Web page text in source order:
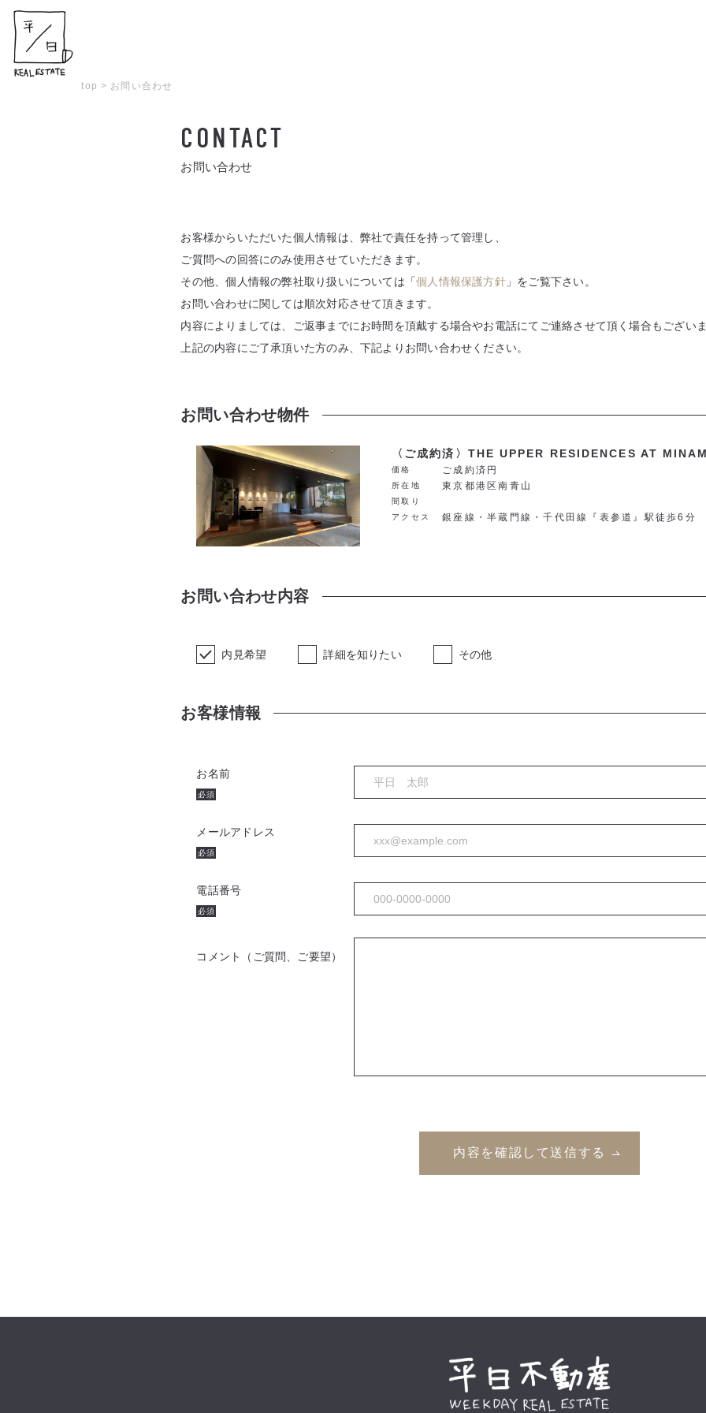
top > お問い合わせ
CONTACT
お問い合わせ
お客様からいただいた個人情報は、弊社で責任を持って管理し、
ご質問への回答にのみ使用させていただきます。
その他、個人情報の弊社取り扱いについては「個人情報保護方針」をご覧下さい。
お問い合わせに関しては順次対応させて頂きます。
内容によりましては、ご返事までにお時間を頂戴する場合やお電話にてご連絡させて頂く場合もございま
上記の内容にご了承頂いた方のみ、下記よりお問い合わせください。
お問い合わせ物件
〈ご成約済〉THE UPPER RESIDENCES AT
価格 ご成約済円
所在地 東京都港区南青山
間取り
アクセス
銀座線・半蔵門線・千代田線『表参道』駅徒歩6分
お問い合わせ内容
内見希望 詳細を知りたい その他
お客様情報
お名前
必須
メールアドレス
必須
電話番号
必須
コメント（ご質問、ご要望）